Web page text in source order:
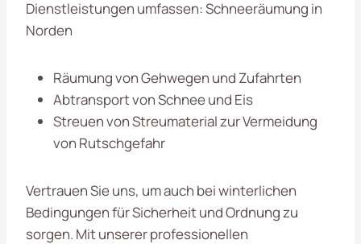
Dienstleistungen umfassen: Schneeräumung in
Norden
Räumung von Gehwegen und Zufahrten
Abtransport von Schnee und Eis
Streuen von Streumaterial zur Vermeidung
von Rutschgefahr
Vertrauen Sie uns, um auch bei winterlichen
Bedingungen für Sicherheit und Ordnung zu
sorgen. Mit unserer professionellen